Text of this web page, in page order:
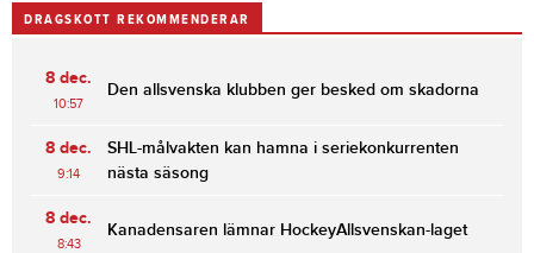
DRAGSKOTT REKOMMENDERAR
8 dec.
10:57
Den allsvenska klubben ger besked om skadorna
8 dec.
9:14
SHL-målvakten kan hamna i seriekonkurrenten
nästa säsong
8 dec.
8:43
Kanadensaren lämnar HockeyAllsvenskan-laget